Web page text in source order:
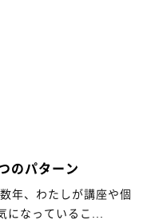
のパターン
年、わたしが講座や個
になっているこ...